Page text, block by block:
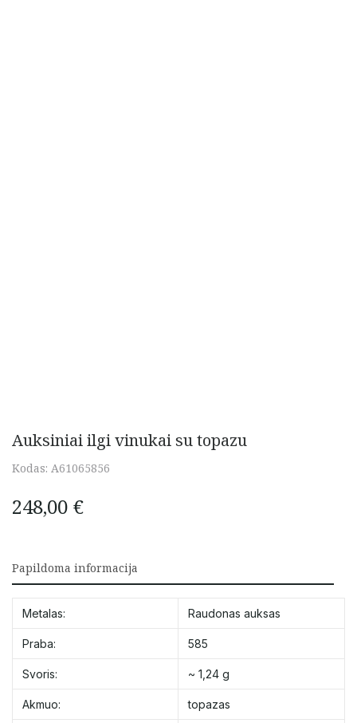
Auksiniai ilgi vinukai su topazu
Kodas: A61065856
248,00 €
Papildoma informacija
Metalas: Raudonas auksas
Praba: 585
Svoris: ~ 1,24 g
Akmuo: topazas